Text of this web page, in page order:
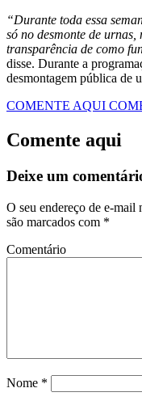
“Durante toda essa
só no desmonte de
transparência de como
disse. Durante a
desmontagem pública de
COMENTE AQUI
Comente aqui
Deixe um
O seu endereço de e-mail
são marcados com *
Comentário
Nome *